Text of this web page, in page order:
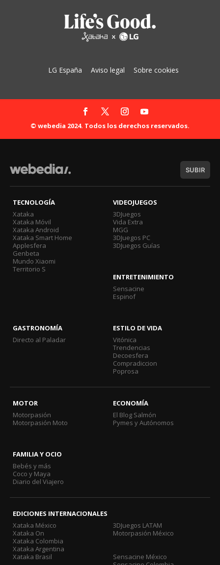
LG España Aviso legal Sobre cookies
© webedia 2024. Todos los derechos reservados.
SUBIR
TECNOLOGÍA
Xataka
Xataka Móvil
Xataka Android
Xataka Smart Home
Applesfera
Genbeta
Mundo Xiaomi
Territorio S
VIDEOJUEGOS
3DJuegos
Vida Extra
MGG
3DJuegos PC
3DJuegos Guías
ENTRETENIMIENTO
Sensacine
Espinof
GASTRONOMÍA
Directo al Paladar
ESTILO DE VIDA
Vitónica
Trendencias
Decoesfera
Compradiccion
Poprosa
MOTOR
Motorpasión
Motorpasión Moto
ECONOMÍA
El Blog Salmón
Pymes y Autónomos
FAMILIA Y OCIO
Bebés y más
Coco y Maya
Diario del Viajero
EDICIONES INTERNACIONALES
Xataka México
Xataka On
Xataka Colombia
Xataka Argentina
Xataka Brasil
3DJuegos LATAM
Motorpasión México
Sensacine México